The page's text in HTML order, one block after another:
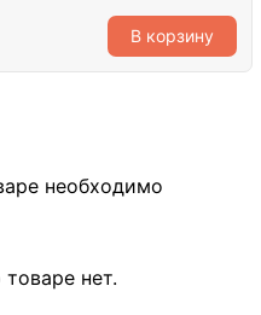
В корзину
необходимо
нет.